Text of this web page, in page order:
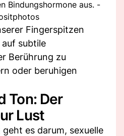
Bindungshormone aus. -
Fingerspitzen
subtile
Berührung zu
oder beruhigen
Ton: Der
Lust
es darum, sexuelle